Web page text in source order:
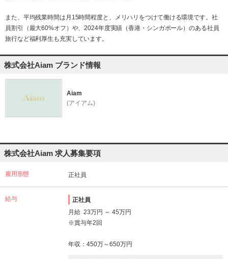
また、平均残業時間は月15時間程度と、メリハリをつけて働ける環境です。社
員割引（最大60%オフ）や、2024年度実績（香港・シンガポール）のある社員
旅行など福利厚生も充実しています。
株式会社Aiam ブランド情報
Aiam
(アイアム)
株式会社Aiam 求人募集要項
雇用形態 正社員
給与
正社員
月給 23万円 ～ 45万円
※賞与年2回
年収：450万～650万円